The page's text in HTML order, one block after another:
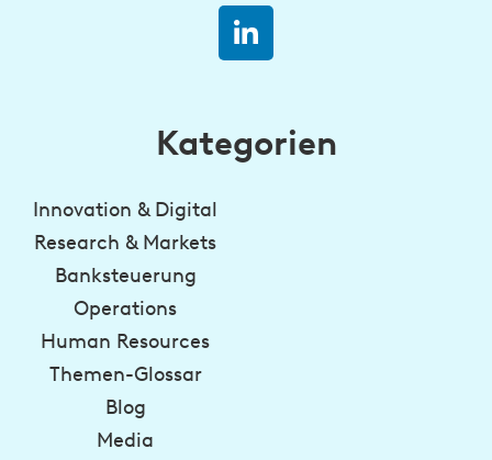
Kategorien
Innovation & Digital
Research & Markets
Banksteuerung
Operations
Human Resources
Themen-Glossar
Blog
Media